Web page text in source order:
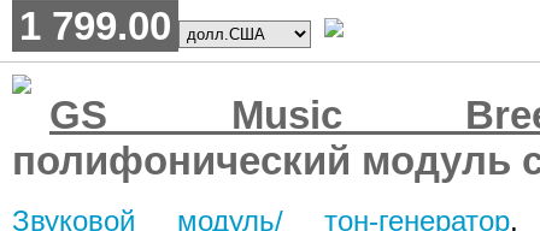
1 799.00
GS Music
полифонический модуль
Звуковой модуль/ тон-генератор